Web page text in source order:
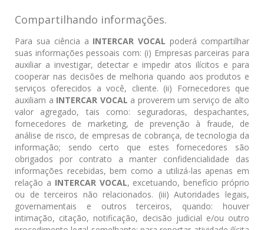
Compartilhando informações.
Para sua ciência a INTERCAR VOCAL poderá compartilhar
suas informações pessoais com: (i) Empresas parceiras para
auxiliar a investigar, detectar e impedir atos ilícitos e para
cooperar nas decisões de melhoria quando aos produtos e
serviços oferecidos a você, cliente. (ii) Fornecedores que
auxiliam a INTERCAR VOCAL a proverem um serviço de alto
valor agregado, tais como: seguradoras, despachantes,
fornecedores de marketing, de prevenção à fraude, de
análise de risco, de empresas de cobrança, de tecnologia da
informação; sendo certo que estes fornecedores são
obrigados por contrato a manter confidencialidade das
informações recebidas, bem como a utilizá-las apenas em
relação a INTERCAR VOCAL, excetuando, benefício próprio
ou de terceiros não relacionados. (iii) Autoridades legais,
governamentais e outros terceiros, quando: houver
intimação, citação, notificação, decisão judicial e/ou outro